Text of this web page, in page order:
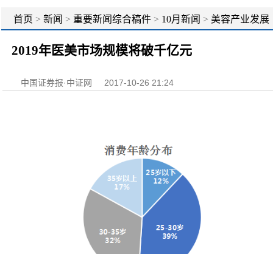
首页 > 新闻 > 重要新闻综合稿件 > 10月新闻 > 美容产业发展
规划：2020年产值超1万亿>创新驱动点燃发展新引擎
2019年医美市场规模将破千亿元
中国证券报·中证网 2017-10-26 21:24